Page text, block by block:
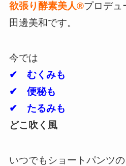
欲張り酵素美人®︎プロデュ
田邊美和です。
今では
✔︎ むくみも
✔︎ 便秘も
✔︎ たるみも
どこ吹く風
いつでもショートパンツの